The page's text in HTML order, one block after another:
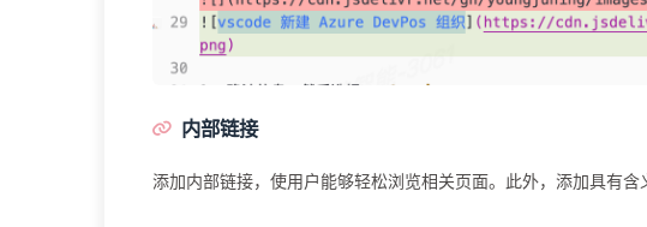
内部链接
添加内部链接，使用户能够轻松浏览相关页面。此外，添加具有